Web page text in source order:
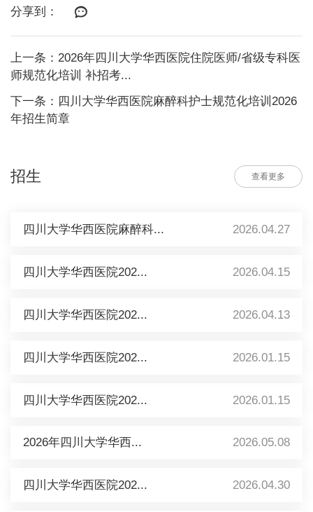
分享到：
上一条：2026年四川大学华西医院住院医师/省级专科医
师规范化培训 补招考...
下一条：四川大学华西医院麻醉科护士规范化培训2026
年招生简章
招生 查看更多
四川大学华西医院麻醉科... 2026.04.27
四川大学华西医院202... 2026.04.15
四川大学华西医院202... 2026.04.13
四川大学华西医院202... 2026.01.15
四川大学华西医院202... 2026.01.15
2026年四川大学华西... 2026.05.08
四川大学华西医院202... 2026.04.30